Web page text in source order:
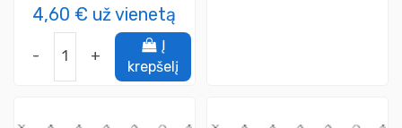
4,60 € už vienetą
- +
Į
krepšelį